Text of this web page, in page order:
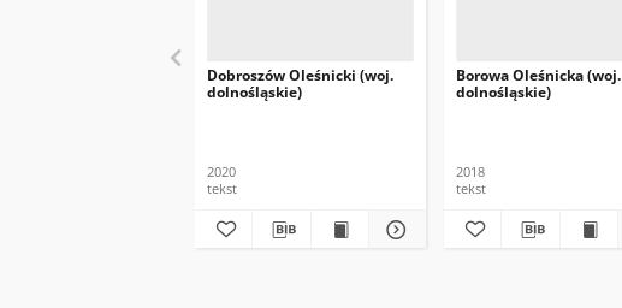
Dobroszów Oleśnicki (woj.
dolnośląskie)
2020
tekst
Borowa Oleśnicka (woj.
dolnośląskie)
2018
tekst